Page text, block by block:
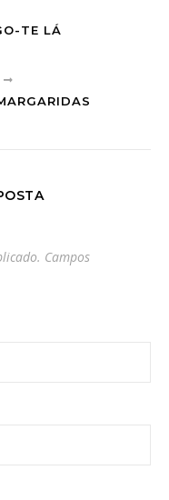
TE LÁ
Campos